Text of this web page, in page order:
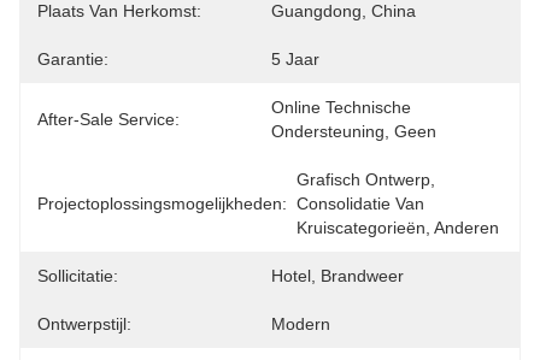
Plaats Van Herkomst: Guangdong, China
Garantie: 5 Jaar
After-Sale Service:
Online Technische
Ondersteuning, Geen
Projectoplossingsmogelijkheden:
Grafisch Ontwerp,
Consolidatie Van
Kruiscategorieën, Anderen
Sollicitatie: Hotel, Brandweer
Ontwerpstijl: Modern